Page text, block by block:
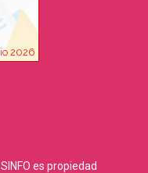
es propiedad